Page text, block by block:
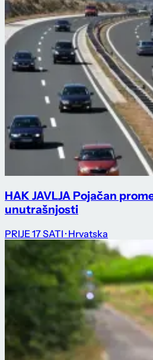
HAK JAVLJA Pojačan
unutrašnjosti
PRIJE 17 SATI · Hrvatska